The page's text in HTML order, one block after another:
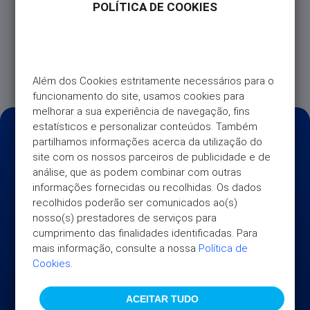
POLÍTICA DE COOKIES
Além dos Cookies estritamente necessários para o
funcionamento do site, usamos cookies para
melhorar a sua experiência de navegação, fins
estatísticos e personalizar conteúdos. Também
partilhamos informações acerca da utilização do
site com os nossos parceiros de publicidade e de
análise, que as podem combinar com outras
informações fornecidas ou recolhidas. Os dados
recolhidos poderão ser comunicados ao(s)
nosso(s) prestadores de serviços para
cumprimento das finalidades identificadas. Para
mais informação, consulte a nossa Política de
Cookies.
ACEITAR TUDO
seguro. O subsídio de internamento hospitalar pode